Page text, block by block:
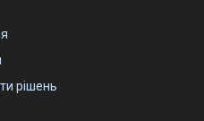
рішень